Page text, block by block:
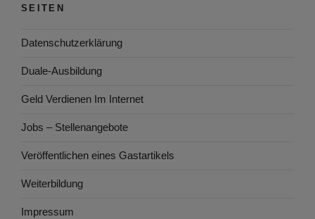
SEITEN
Datenschutzerklärung
Duale-Ausbildung
Geld Verdienen Im Internet
Jobs – Stellenangebote
Veröffentlichen eines Gastartikels
Weiterbildung
Impressum